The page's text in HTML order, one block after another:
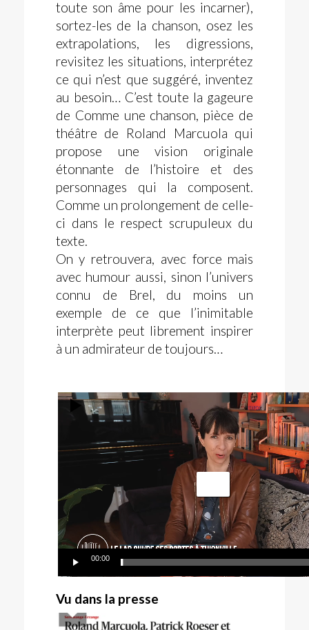
toute son âme pour les incarner),
sortez-les de la chanson, osez les
extrapolations, les digressions,
revisitez les situations, interprétez
ce qui n’est que suggéré, inventez
au besoin… C’est toute la gageure
de Comme une chanson, pièce de
théâtre de Roland Marcuola qui
propose une vision originale
étonnante de l’histoire et des
personnages qui la composent.
Comme un prolongement de celle-
ci dans le respect scrupuleux du
texte.
On y retrouvera, avec force mais
avec humour aussi, sinon l’univers
connu de Brel, du moins un
exemple de ce que l’inimitable
interprète peut librement inspirer
à un admirateur de toujours…
Lecteur
vidéo
00:00
Vu dans la presse